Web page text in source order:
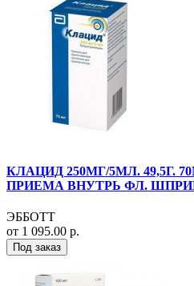
КЛАЦИД 250МГ/5МЛ. 49,5Г.
ПРИЕМА ВНУТРЬ ФЛ.
ЭББОТТ
от 1 095.00 р.
Под заказ